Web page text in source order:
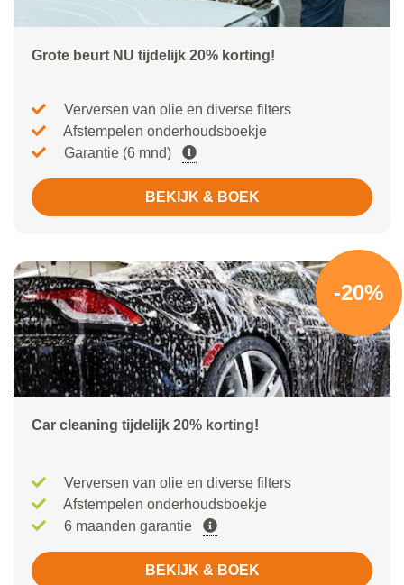
Grote beurt NU tijdelijk 20% korting!
Verversen van olie en diverse filters
Afstempelen onderhoudsboekje
Garantie (6 mnd)
BEKIJK & BOEK
-20%
Car cleaning tijdelijk 20% korting!
Verversen van olie en diverse filters
Afstempelen onderhoudsboekje
6 maanden garantie
BEKIJK & BOEK